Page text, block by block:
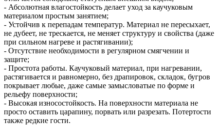
- Абсолютная влагостойкость делает уход за каучуковым
материалом простым занятием;
- Устойчив к перепадам температур. Материал не пересыхает,
не дубеет, не трескается, не меняет структуру и свойства (даже
при сильном нагреве и растягивании);
- Отсутствие необходимости в регулярном смягчении и
защите;
- Простота работы. Каучуковый материал, при нагревании,
растягивается и равномерно, без драпировок, складок, бугров
покрывает любые, даже самые замысловатые по форме и
рельефу поверхности;
- Высокая износостойкость. На поверхности материала не
просто оставить царапину, порвать или разрезать. Потертости
также редкие гости.